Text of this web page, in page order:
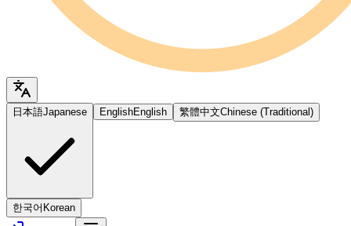
日本語Japanese EnglishEnglish 繁體中文Chinese (Traditional)
한국어 Korean